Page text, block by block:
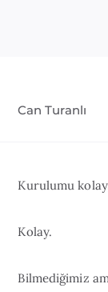
Can Turanlı
Kurulumu
Kolay.
Bilmediğimiz